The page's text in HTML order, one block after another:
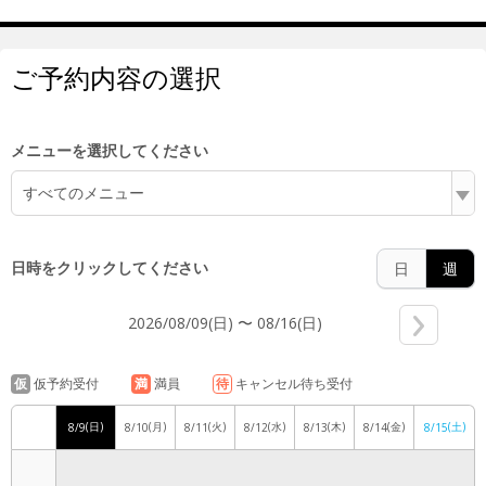
ご予約内容の選択
メニューを選択してください
すべてのメニュー
日時をクリックしてください 日 週
2026/08/09(日) 〜 08/16(日)
仮 仮予約受付 満 満員 待 キャンセル待ち受付
8/9(日) 8/10(月) 8/11(火) 8/12(水) 8/13(木) 8/14(金) 8/15(土)
5:00